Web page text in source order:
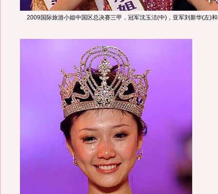
2009国际旅游小姐中国区总决赛三甲，冠军沈玉洁(中)，亚军刘新华(左)